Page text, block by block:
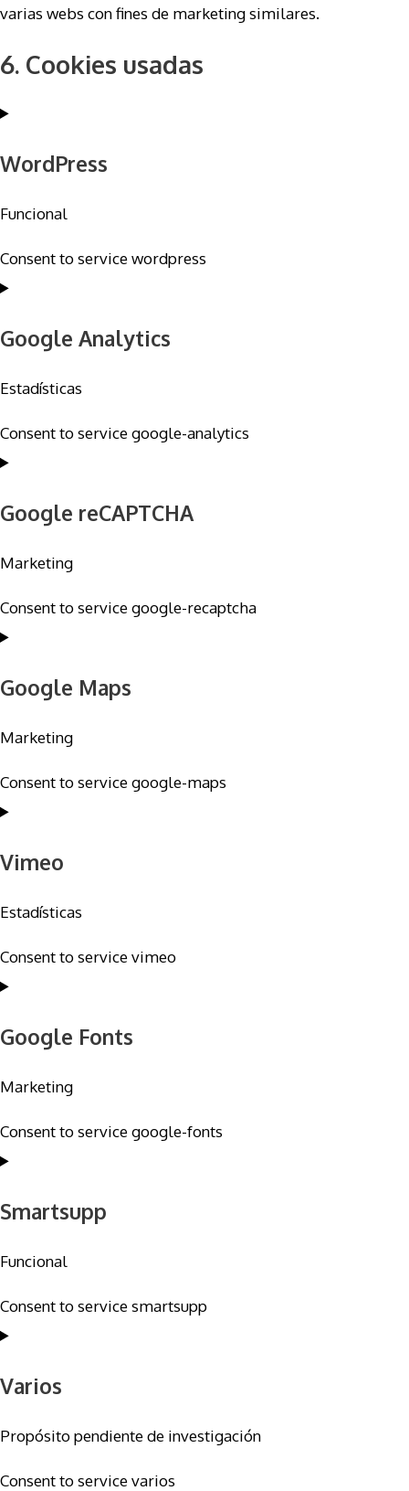
varias webs con fines de marketing similares.
6. Cookies usadas
WordPress
Funcional
Consent to service wordpress
Google Analytics
Estadísticas
Consent to service google-analytics
Google reCAPTCHA
Marketing
Consent to service google-recaptcha
Google Maps
Marketing
Consent to service google-maps
Vimeo
Estadísticas
Consent to service vimeo
Google Fonts
Marketing
Consent to service google-fonts
Smartsupp
Funcional
Consent to service smartsupp
Varios
Propósito pendiente de investigación
Consent to service varios